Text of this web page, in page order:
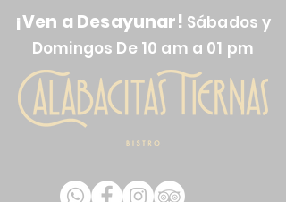
¡Ven a Desayunar! Sábados y
Domingos De 10 am a 01 pm